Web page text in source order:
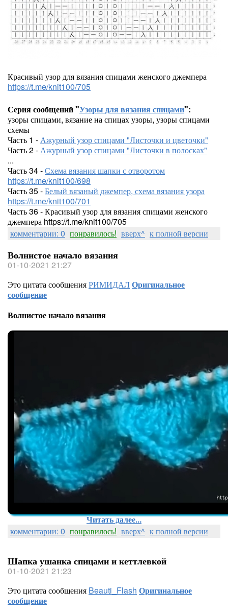
Красивый узор для вязания спицами женского джемпера
https://t.me/knit100/705
Серия сообщений "Узоры для вязания спицами":
узоры спицами, вязание на спицах узоры, узоры спицами
схемы
Часть 1 -Ажурный узор спицами "Листочки и цветочки"
Часть 2 -Ажурный узор спицами "Листочки в полосках"
...
Часть 34 -Схема вязания шапки с отворотом
https://t.me/knit100/698
Часть 35 -Белый вязаный джемпер, схема вязания узора
https://t.me/knit100/701
Часть 36 - Красивый узор для вязания спицами женского
джемпера https://t.me/knit100/705
комментарии: 0 понравилось! вверх^ к полной версии
Волнистое начало вязания
01-10-2021 21:27
Это цитата сообщенияРИМИДАЛОригинальное
сообщение
Волнистое начало вязания
Читать далее...
комментарии: 0 понравилось! вверх^ к полной версии
Шапка ушанка спицами и кеттлевкой
01-10-2021 21:23
Это цитата сообщения Beauti_Flash Оригинальное
сообщение